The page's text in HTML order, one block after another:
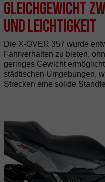
Gleichgewicht
und Leichtigkeit
Die X-OVER 357 wurde
Fahrverhalten zu bieten,
geringes Gewicht
städtischen Umgebungen,
Strecken eine solide